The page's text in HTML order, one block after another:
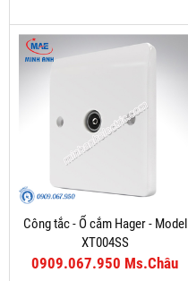
Công tắc - Ổ cắm Hager - Model
XT004SS
0909.067.950 Ms.Châu